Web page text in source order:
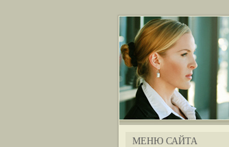
МЕНЮ САЙТА